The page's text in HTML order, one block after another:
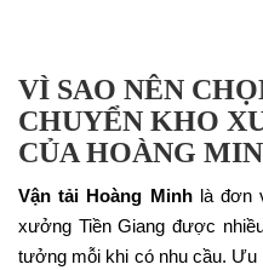
VÌ SAO NÊN
CHUYỂN KHO
CỦA HOÀNG
Vận tải Hoàng Minhlà đơn
xưởng Tiền Giang được
tưởng mỗi khi có nhu cầu.